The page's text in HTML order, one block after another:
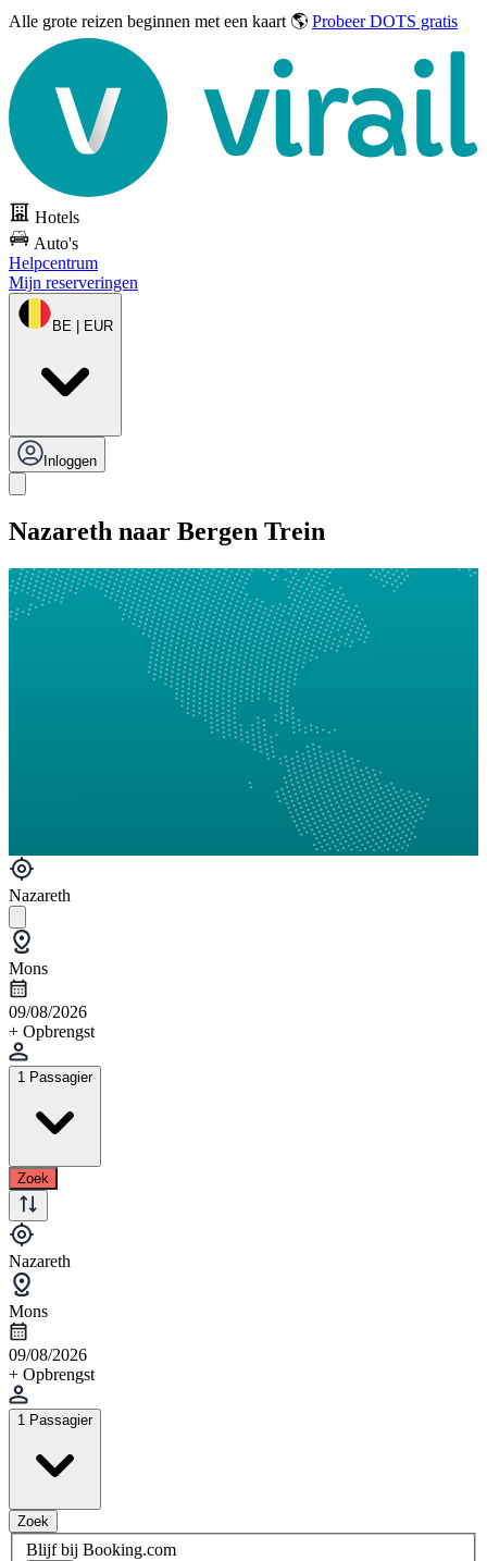
Alle grote reizen beginnen met een kaart 🌎 Probeer DOTS gratis
Hotels
Auto's
Helpcentrum
Mijn reserveringen
BE | EUR
Inloggen
Nazareth naar Bergen Trein
Nazareth
Mons
09/08/2026
+ Opbrengst
1 Passagier
Zoek
Nazareth
Mons
09/08/2026
+ Opbrengst
1 Passagier
Zoek
Blijf bij Booking.com